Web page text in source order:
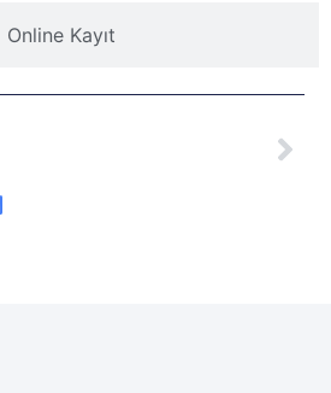
Online Kayıt